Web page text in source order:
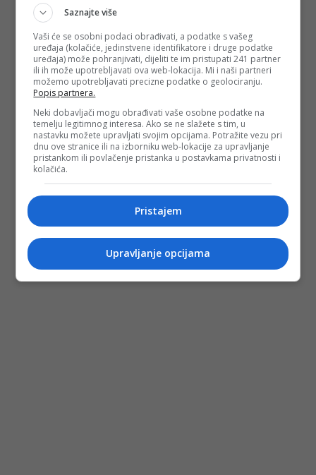
preporučuje osobama s trombozom, epilepsijom, srčanim
problemima, niti onima koji uzimaju antidepresive ili
recepta. Bez kontrole. Putem Instagrama.
Nastavak teksta čitajteovdje.
(DEPO PORTAL/ad)
PODIJELI NA
Depo.bapratite putem društvenih mrežaTwitteriFacebook
Saznajte više
Vaši će se osobni podaci obrađivati, a podatke s vašeg
uređaja (kolačiće, jedinstvene identifikatore i druge podatke
uređaja) može pohranjivati, dijeliti te im pristupati 241 partner
ili ih može upotrebljavati ova web-lokacija. Mi i naši partneri
možemo upotrebljavati precizne podatke o geolociranju.
Popis partnera.
Neki dobavljači mogu obrađivati vaše osobne podatke na
temelju legitimnog interesa. Ako se ne slažete s tim, u
nastavku možete upravljati svojim opcijama. Potražite vezu pri
dnu ove stranice ili na izborniku web-lokacije za upravljanje
pristankom ili povlačenje pristanka u postavkama privatnosti i
kolačića.
Pristajem
Upravljanje opcijama